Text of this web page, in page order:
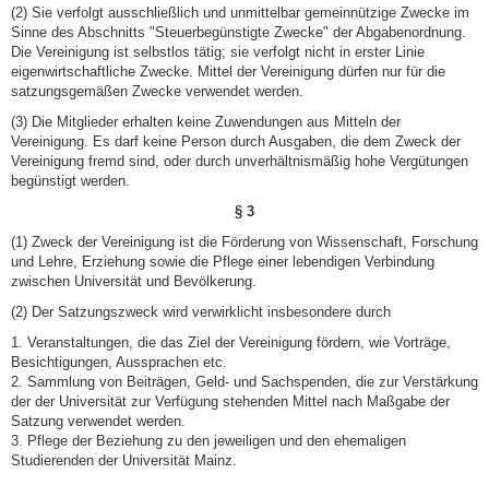
(2) Sie verfolgt ausschließlich und unmittelbar gemeinnützige Zwecke im
Sinne des Abschnitts ­"Steuer­be­gün­­­stigte Zwecke" der Abgabenordnung.
Die Vereinigung ist selbstlos tätig; sie verfolgt nicht in erster Linie
eigenwirtschaftliche Zwecke. Mittel der Vereinigung dürfen nur für die
satzungsgemäßen Zwecke ver­wendet werden.
(3) Die Mitglieder erhalten keine Zuwendungen aus Mitteln der
Vereinigung. Es darf keine Person durch Ausgaben, die dem Zweck der
Vereinigung fremd sind, oder durch unverhältnis­mäßig hohe Vergütungen
begünstigt werden.
§ 3
(1) Zweck der Vereinigung ist die Förderung von Wissenschaft, Forschung
und Lehre, Erziehung sowie die Pflege einer lebendigen Verbindung
zwischen Universität und Bevölkerung.
(2) Der Satzungszweck wird verwirklicht insbesondere durch
1. Veranstaltungen, die das Ziel der Vereinigung fördern, wie Vorträge,
Besichtigungen, Aussprachen etc.
2. Sammlung von Beiträgen, Geld- und Sachspenden, die zur Verstärkung
der der Universität zur Verfügung stehenden Mittel nach Maßgabe der
Satzung verwendet werden.
3. Pflege der Beziehung zu den jeweiligen und den ehemaligen
Studierenden der Universität Mainz.